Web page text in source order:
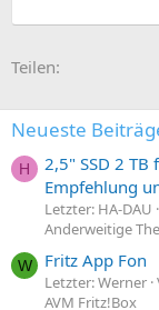
Teilen:
Neueste
H
2,5" SSD 2
Empfehlung
Letzter: HA-DAU
Anderweitige
W Fritz App Fon
Letzter: Werner
AVM Fritz!Box